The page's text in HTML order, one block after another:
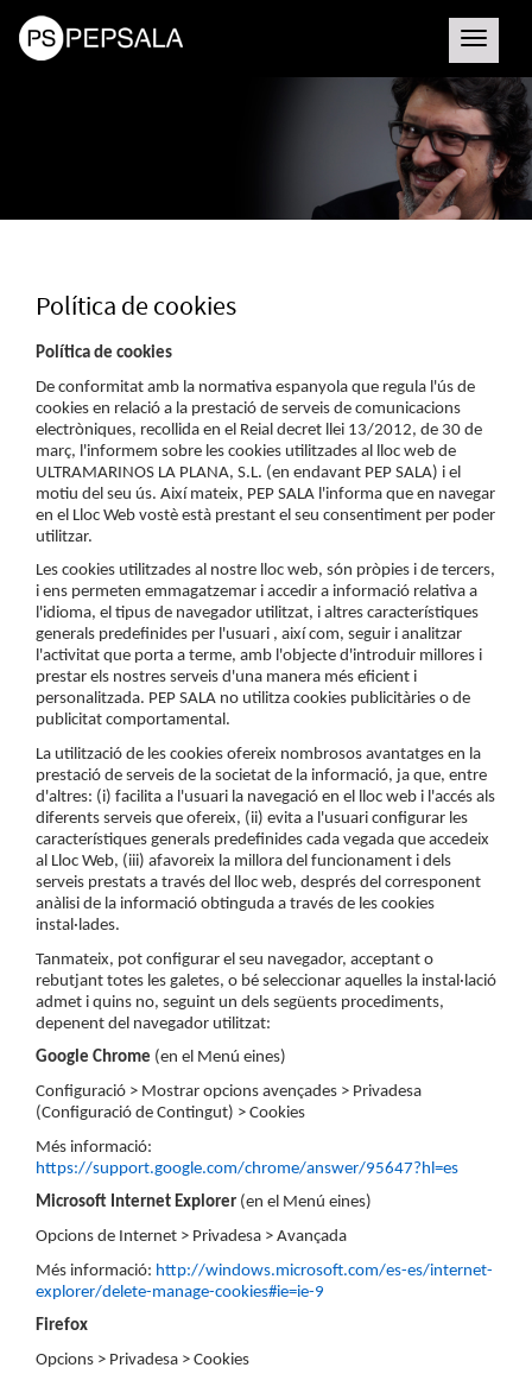
Toggle
Política de cookies
Política de cookies
De conformitat amb la normativa espanyola que regula l'ús de
cookies en relació a la prestació de serveis de comunicacions
electròniques, recollida en el Reial decret llei 13/2012, de 30 de
març, l'informem sobre les cookies utilitzades al lloc web de
ULTRAMARINOS LA PLANA, S.L. (en endavant PEP SALA) i el
motiu del seu ús. Així mateix, PEP SALA l'informa que en navegar
en el Lloc Web vostè està prestant el seu consentiment per poder
utilitzar.
Les cookies utilitzades al nostre lloc web, són pròpies i de tercers,
i ens permeten emmagatzemar i accedir a informació relativa a
l'idioma, el tipus de navegador utilitzat, i altres característiques
generals predefinides per l'usuari , així com, seguir i analitzar
l'activitat que porta a terme, amb l'objecte d'introduir millores i
prestar els nostres serveis d'una manera més eficient i
personalitzada. PEP SALA no utilitza cookies publicitàries o de
publicitat comportamental.
La utilització de les cookies ofereix nombrosos avantatges en la
prestació de serveis de la societat de la informació, ja que, entre
d'altres: (i) facilita a l'usuari la navegació en el lloc web i l'accés als
diferents serveis que ofereix, (ii) evita a l'usuari configurar les
característiques generals predefinides cada vegada que accedeix
al Lloc Web, (iii) afavoreix la millora del funcionament i dels
serveis prestats a través del lloc web, després del corresponent
anàlisi de la informació obtinguda a través de les cookies
instal·lades.
Tanmateix, pot configurar el seu navegador, acceptant o
rebutjant totes les galetes, o bé seleccionar aquelles la instal·lació
admet i quins no, seguint un dels següents procediments,
depenent del navegador utilitzat:
Google Chrome (en el Menú eines)
Configuració > Mostrar opcions avençades > Privadesa
(Configuració de Contingut) > Cookies
Més informació:
https://support.google.com/chrome/answer/95647?hl=es
Microsoft Internet Explorer (en el Menú eines)
Opcions de Internet > Privadesa > Avançada
Més informació: http://windows.microsoft.com/es-es/internet-
explorer/delete-manage-cookies#ie=ie-9
Firefox
Opcions > Privadesa > Cookies